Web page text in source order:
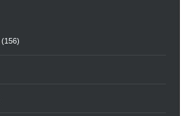
(156)